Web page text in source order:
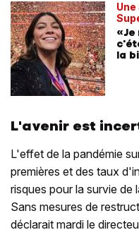
«Je
la
L'avenir est
L'effet de la pandémie
premières et des taux
risques pour la survie de
Sans mesures de
déclarait mardi le